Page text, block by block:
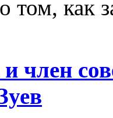
том, как
член